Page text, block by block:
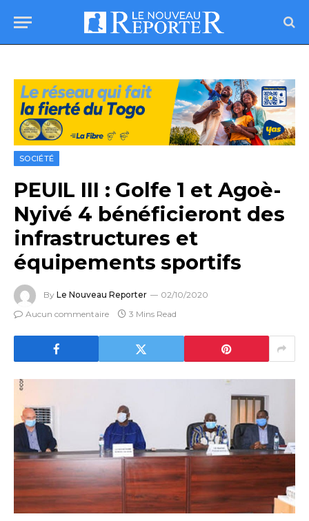
SOCIÉTÉ
PEUIL III : Golfe 1 et Agoè-
Nyivé 4 bénéficieront des
infrastructures et
équipements sportifs
By Le Nouveau Reporter
02/10/2020
Aucun commentaire
3 Mins Read